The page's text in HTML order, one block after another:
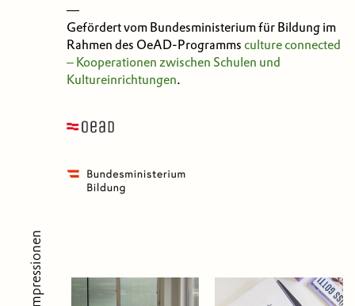
—
Gefördert vom Bundesministerium für Bildung im
Rahmen des OeAD-Programms culture connected
‒ Kooperationen zwischen Schulen und
Kultureinrichtungen.
Impressionen